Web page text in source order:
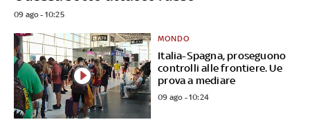
09 ago - 10:25
Italia-Spagna, proseguono
controlli alle frontiere. Ue
prova a mediare
MONDO
09 ago - 10:24